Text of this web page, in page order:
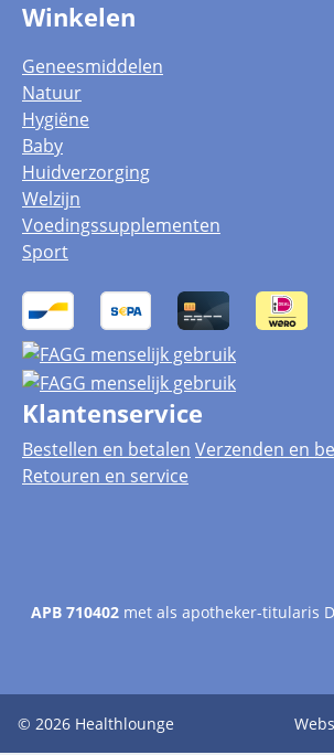
Winkelen
Geneesmiddelen
Natuur
Hygiëne
Baby
Huidverzorging
Welzijn
Voedingssupplementen
Sport
Klantenservice
Bestellen en betalen Verzenden en
Retouren en service
APB 710402 met als apotheker-titularis
© 2026 Healthlounge